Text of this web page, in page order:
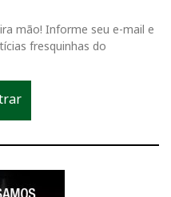
mão! Informe seu e-mail e
fresquinhas do